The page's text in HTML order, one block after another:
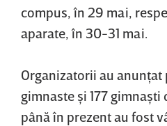
compus, în 29 mai,
aparate, în 30-31 mai.
Organizatorii au anunţat
gimnaste şi 177
până în prezent au fost